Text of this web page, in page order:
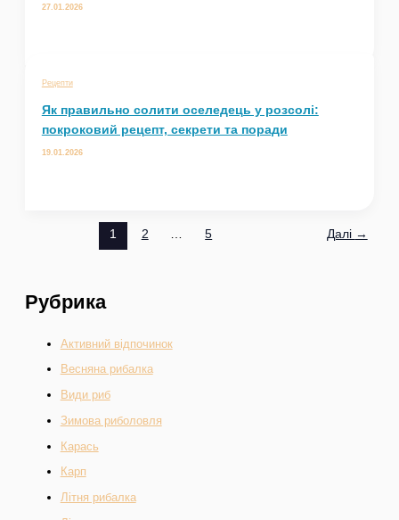
27.01.2026
Рецепти
Як правильно солити оселедець у розсолі:
покроковий рецепт, секрети та поради
19.01.2026
1 2 5 Далі →
Рубрика
Активний відпочинок
Весняна рибалка
Види риб
Зимова риболовля
Карась
Карп
Літня рибалка